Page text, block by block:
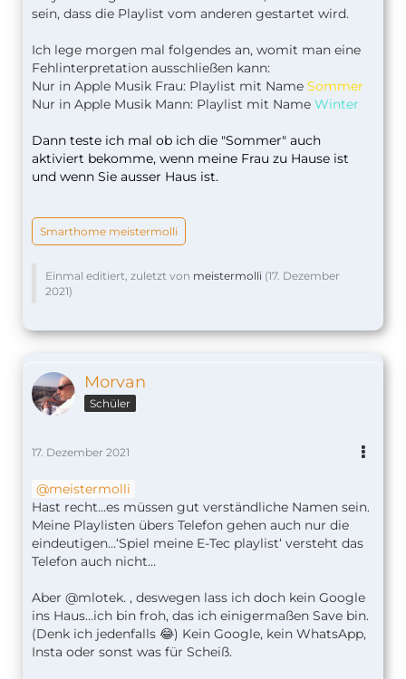
sein, dass die Playlist vom anderen gestartet wird.
Ich lege morgen mal folgendes an, womit man eine
Fehlinterpretation ausschließen kann:
Nur in Apple Musik Frau: Playlist mit Name Sommer
Nur in Apple Musik Mann: Playlist mit Name Winter
Dann teste ich mal ob ich die "Sommer" auch
aktiviert bekomme, wenn meine Frau zu Hause ist
und wenn Sie ausser Haus ist.
Smarthome meistermolli
Einmal editiert, zuletzt von meistermolli (17. Dezember
2021)
Morvan
Schüler
17. Dezember 2021
meistermolli
Hast recht…es müssen gut verständliche Namen sein.
Meine Playlisten übers Telefon gehen auch nur die
eindeutigen…‘Spiel meine E-Tec playlist‘ versteht das
Telefon auch nicht…
Aber @mlotek. , deswegen lass ich doch kein Google
ins Haus…ich bin froh, das ich einigermaßen Save bin.
(Denk ich jedenfalls 😂) Kein Google, kein WhatsApp,
Insta oder sonst was für Scheiß.